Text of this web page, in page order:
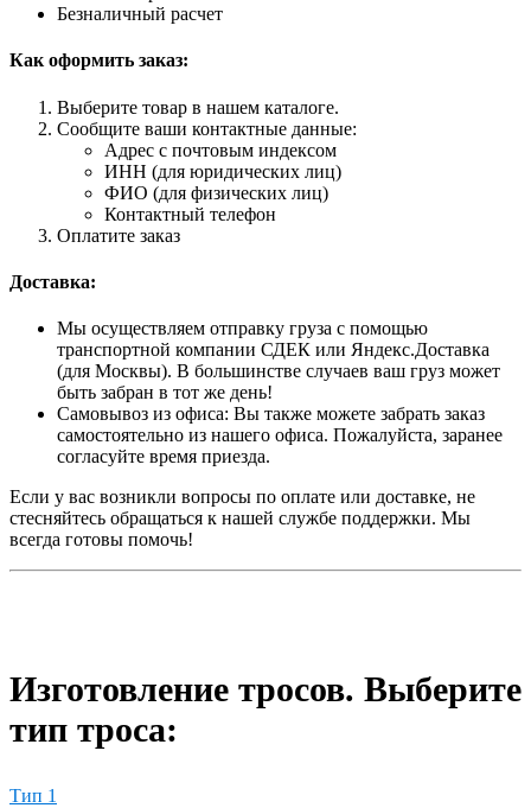
Безналичный расчет
Как оформить заказ:
Выберите товар в нашем каталоге.
Сообщите ваши контактные данные:
Адрес с почтовым индексом
ИНН (для юридических лиц)
ФИО (для физических лиц)
Контактный телефон
Оплатите заказ
Доставка:
Мы осуществляем отправку груза с помощью
транспортной компании СДЕК или Яндекс.Доставка
(для Москвы). В большинстве случаев ваш груз может
быть забран в тот же день!
Самовывоз из офиса: Вы также можете забрать заказ
самостоятельно из нашего офиса. Пожалуйста, заранее
согласуйте время приезда.
Если у вас возникли вопросы по оплате или доставке, не
стесняйтесь обращаться к нашей службе поддержки. Мы
всегда готовы помочь!
Изготовление тросов. Выберите
тип троса:
Тип 1